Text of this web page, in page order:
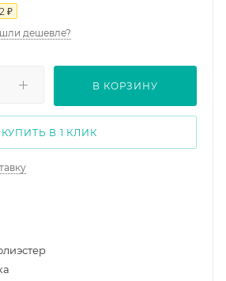
₽
дешевле?
В КОРЗИНУ
КУПИТЬ В 1 КЛИК